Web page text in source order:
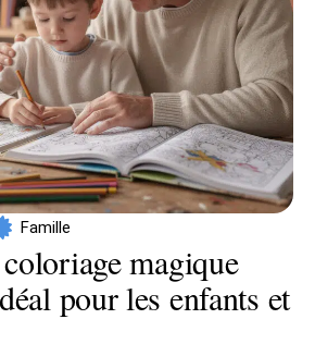
Famille
magique
pour les enfants et